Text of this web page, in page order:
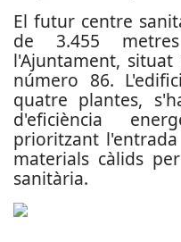
El futur centre
de 3.455
l'Ajuntament,
número 86.
quatre plantes,
d'eficiència
prioritzant
materials càlids
sanitària.